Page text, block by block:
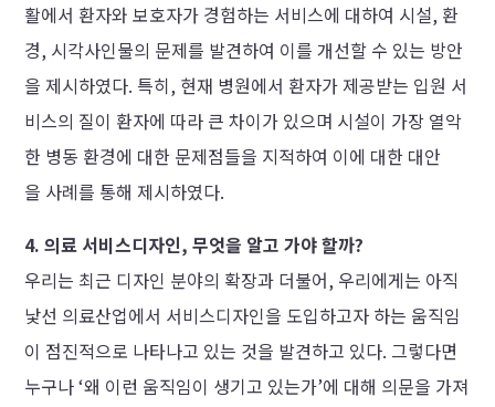
활에서 환자와 보호자가 경험하는 서비스에 대하여 시설, 환
경, 시각사인물의 문제를 발견하여 이를 개선할 수 있는 방안
을 제시하였다. 특히, 현재 병원에서 환자가 제공받는 입원 서
비스의 질이 환자에 따라 큰 차이가 있으며 시설이 가장 열악
한 병동 환경에 대한 문제점들을 지적하여 이에 대한 대안
을 사례를 통해 제시하였다.
4. 의료 서비스디자인, 무엇을 알고 가야 할까?
우리는 최근 디자인 분야의 확장과 더불어, 우리에게는 아직
낯선 의료산업에서 서비스디자인을 도입하고자 하는 움직임
이 점진적으로 나타나고 있는 것을 발견하고 있다. 그렇다면
누구나 ‘왜 이런 움직임이 생기고 있는가’에 대해 의문을 가져